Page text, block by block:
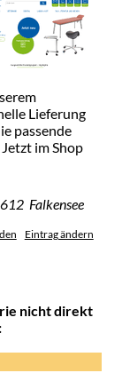
Lieferung
passende
im Shop
Falkensee
Eintrag ändern
nicht direkt